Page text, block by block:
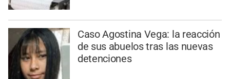
Caso Agostina Vega: la reacción
de sus abuelos tras las nuevas
detenciones